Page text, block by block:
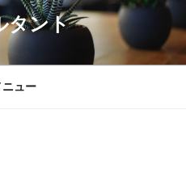
タント
ニュー